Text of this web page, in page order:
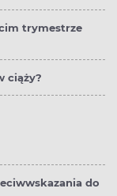
trymestrze
ciąży?
do